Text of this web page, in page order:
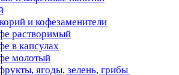
и кофезаменители
растворимый
в капсулах
молотый
ягоды, зелень, грибы